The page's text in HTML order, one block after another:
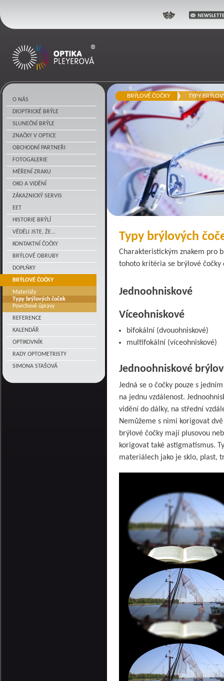
Optika Pleyerová
O NÁS
DIOPTRICKÉ BRÝLE
SLUNEČNÍ BRÝLE
ZNAČKY V OPTICE
OBCHODNÍ PARTNEŘI
FOTOGALERIE
MĚŘENÍ ZRAKU
OKO A VIDĚNÍ
ZÁKAZNICKÝ SERVIS
EET
HISTORIE BRÝLÍ
VĚDĚLI JSTE, ŽE...
KONTAKTNÍ ČOČKY
BRÝLOVÉ OBRUBY
DOPLŇKY
BRÝLOVÉ ČOČKY
Materiály
Typy brýlových čoček
Povrchové úpravy
REFERENCE
KALENDÁŘ
OPTIKOVNÍK
RADY OPTOMETRISTY
SIMONA STAŠOVÁ
BRÝLOVÉ ČOČKY TYPY
Typy brýlových
Charakteristickým znakem pro
tohoto kritéria se brýlové čočky
Jednoohniskové
Víceohniskové
bifokální (dvouohniskové)
multifokální (víceohniskové)
Jednoohniskové
Jedná se o čočky pouze s
na jednu vzdálenost.
vidění do dálky, na střední
Nemůžeme s nimi korigovat
brýlové čočky mají plusovou
korigovat také astigmatismus.
materiálech jako je sklo, plast,